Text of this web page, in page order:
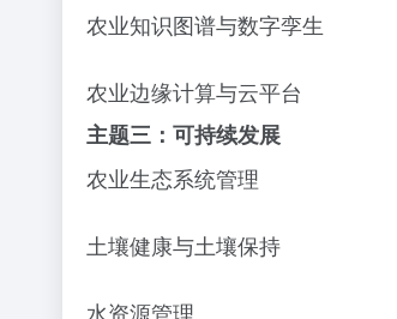
农业知识图谱与数字孪生
农业边缘计算与云平台
主题三：可持续发展
农业生态系统管理
土壤健康与土壤保持
水资源管理